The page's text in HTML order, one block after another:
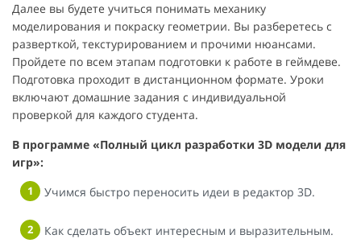
Далее вы будете учиться понимать механику
моделирования и покраску геометрии. Вы разберетесь с
разверткой, текстурированием и прочими нюансами.
Пройдете по всем этапам подготовки к работе в геймдеве.
Подготовка проходит в дистанционном формате. Уроки
включают домашние задания с индивидуальной
проверкой для каждого студента.
В программе «Полный цикл разработки 3D модели для
игр»:
Учимся быстро переносить идеи в редактор 3D.
Как сделать объект интересным и выразительным.